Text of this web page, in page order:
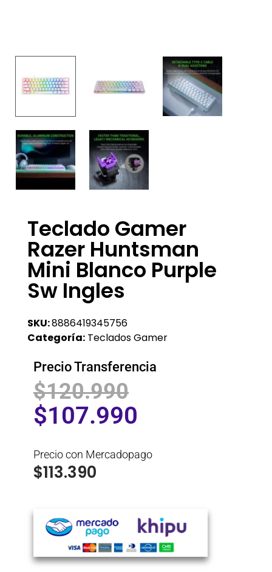
Teclado Gamer
Razer Huntsman
Mini Blanco Purple
Sw Ingles
SKU:8886419345756
Categoría: Teclados Gamer
Precio Transferencia
$120.990
$107.990
Precio con Mercadopago
$113.390